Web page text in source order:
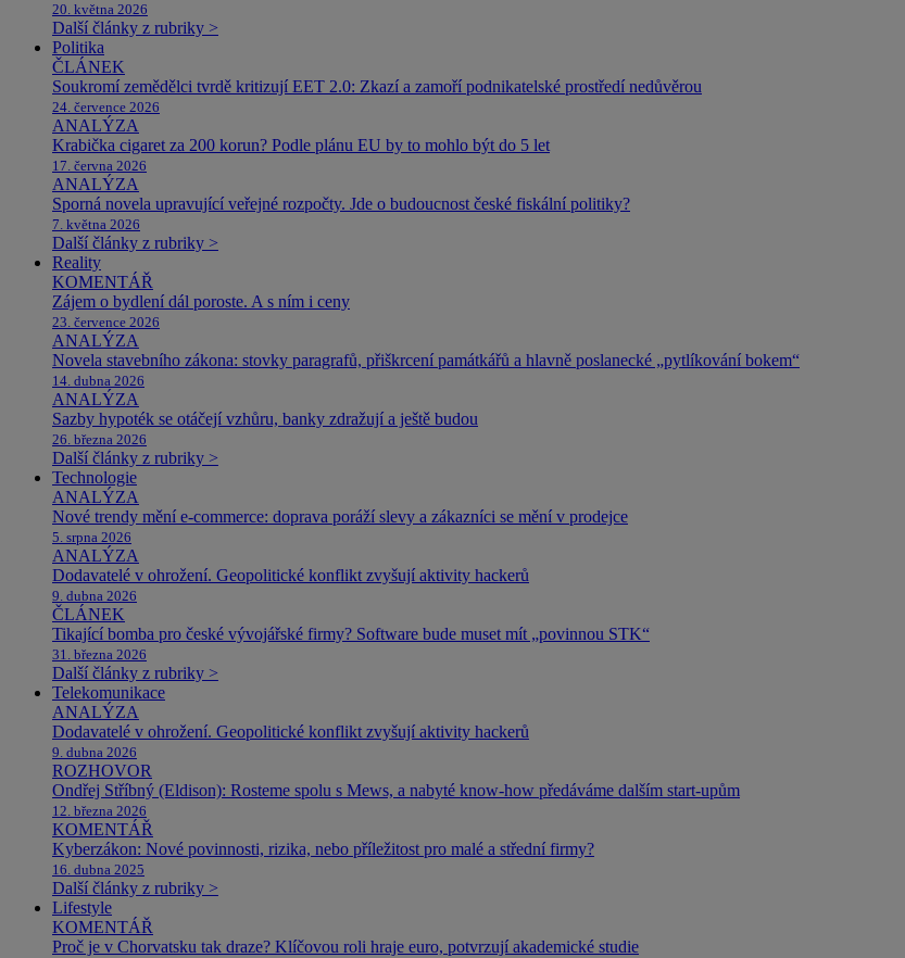
20. května 2026
Další články z rubriky >
Politika
ČLÁNEK
Soukromí zemědělci tvrdě kritizují EET 2.0: Zkazí a zamoří podnikatelské prostředí nedůvěrou
24. července 2026
ANALÝZA
Krabička cigaret za 200 korun? Podle plánu EU by to mohlo být do 5 let
17. června 2026
ANALÝZA
Sporná novela upravující veřejné rozpočty. Jde o budoucnost české fiskální politiky?
7. května 2026
Další články z rubriky >
Reality
KOMENTÁŘ
Zájem o bydlení dál poroste. A s ním i ceny
23. července 2026
ANALÝZA
Novela stavebního zákona: stovky paragrafů, přiškrcení památkářů a hlavně poslanecké „pytlíkování bokem“
14. dubna 2026
ANALÝZA
Sazby hypoték se otáčejí vzhůru, banky zdražují a ještě budou
26. března 2026
Další články z rubriky >
Technologie
ANALÝZA
Nové trendy mění e-commerce: doprava poráží slevy a zákazníci se mění v prodejce
5. srpna 2026
ANALÝZA
Dodavatelé v ohrožení. Geopolitické konflikt zvyšují aktivity hackerů
9. dubna 2026
ČLÁNEK
Tikající bomba pro české vývojářské firmy? Software bude muset mít „povinnou STK“
31. března 2026
Další články z rubriky >
Telekomunikace
ANALÝZA
Dodavatelé v ohrožení. Geopolitické konflikt zvyšují aktivity hackerů
9. dubna 2026
ROZHOVOR
Ondřej Stříbný (Eldison): Rosteme spolu s Mews, a nabyté know-how předáváme dalším start-upům
12. března 2026
KOMENTÁŘ
Kyberzákon: Nové povinnosti, rizika, nebo příležitost pro malé a střední firmy?
16. dubna 2025
Další články z rubriky >
Lifestyle
KOMENTÁŘ
Proč je v Chorvatsku tak draze? Klíčovou roli hraje euro, potvrzují akademické studie